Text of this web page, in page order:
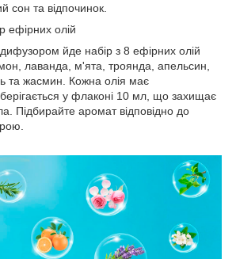
сон та відпочинок.
ефірних олій
йде набір з 8 ефірних олій
лаванда, м'ята, троянда, апельсин,
та жасмин. Кожна олія має
у флаконі 10 мл, що захищає
Підбирайте аромат відповідно до